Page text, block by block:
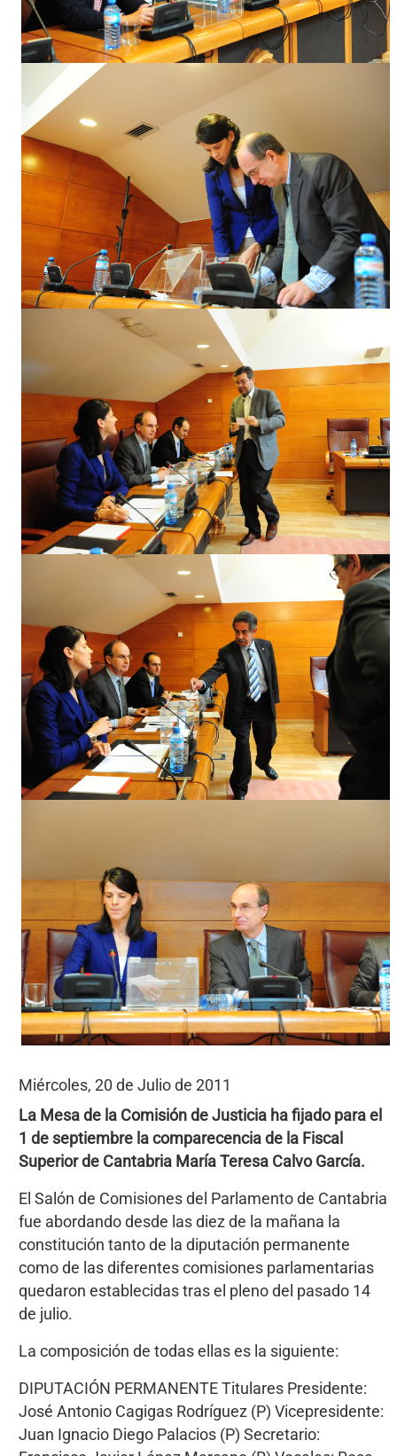
Miércoles, 20 de Julio de 2011
La Mesa de la Comisión de Justicia ha fijado para el
1 de septiembre la comparecencia de la Fiscal
Superior de Cantabria María Teresa Calvo García.
El Salón de Comisiones del Parlamento de Cantabria
fue abordando desde las diez de la mañana la
constitución tanto de la diputación permanente
como de las diferentes comisiones parlamentarias
quedaron establecidas tras el pleno del pasado 14
de julio.
La composición de todas ellas es la siguiente:
DIPUTACIÓN PERMANENTE Titulares Presidente:
José Antonio Cagigas Rodríguez (P) Vicepresidente:
Juan Ignacio Diego Palacios (P) Secretario: